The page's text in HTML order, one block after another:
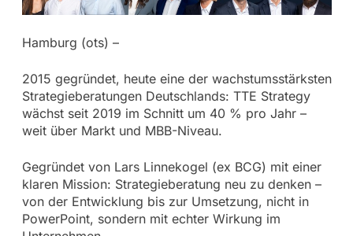
Hamburg (ots) –
2015 gegründet, heute eine der wachstumsstärksten
Strategieberatungen Deutschlands: TTE Strategy
wächst seit 2019 im Schnitt um 40 % pro Jahr –
weit über Markt und MBB-Niveau.
Gegründet von Lars Linnekogel (ex BCG) mit einer
klaren Mission: Strategieberatung neu zu denken –
von der Entwicklung bis zur Umsetzung, nicht in
PowerPoint, sondern mit echter Wirkung im